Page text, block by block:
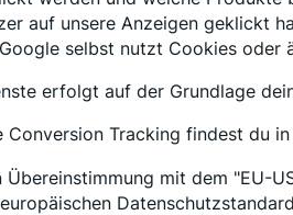
auf unsere Anzeigen geklickt
selbst nutzt Cookies oder
erfolgt auf der Grundlage
Conversion Tracking findest du
Übereinstimmung mit dem "EU-